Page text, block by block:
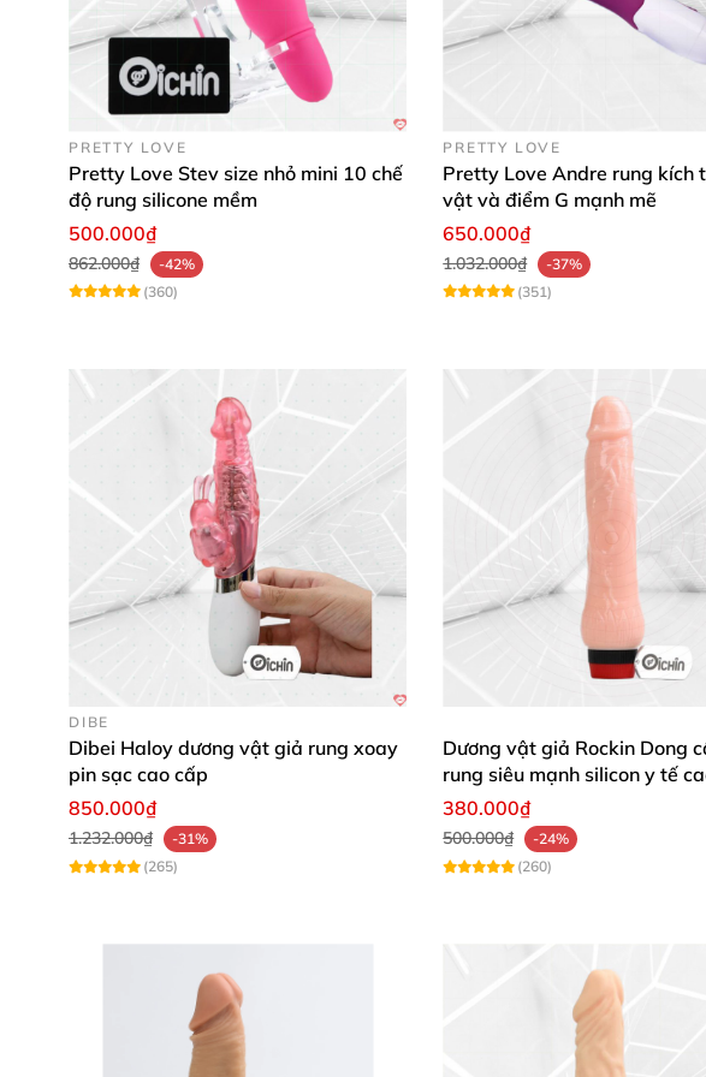
PRETTY LOVE
Pretty Love Stev size nhỏ mini 10 chế
độ rung silicone mềm
500.000₫
862.000₫
-42%
(360)
PRETTY LOVE
Pretty Love Andre rung kích
vật và điểm G mạnh mẽ
650.000₫
1.032.000₫
-37%
(351)
DIBE
Dibei Haloy dương vật giả rung xoay
pin sạc cao cấp
850.000₫
1.232.000₫
-31%
(265)
Dương vật giả Rockin Dong
rung siêu mạnh silicon y tế
380.000₫
500.000₫
-24%
(260)